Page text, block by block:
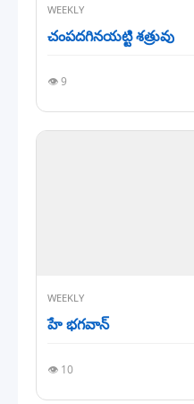
WEEKLY
చంపదగినయట్టి శత్రువు
👁️ 9
WEEKLY
హే భగవాన్
👁️ 10